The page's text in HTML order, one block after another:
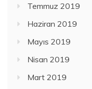
Temmuz 2019
Haziran 2019
Mayıs 2019
Nisan 2019
Mart 2019